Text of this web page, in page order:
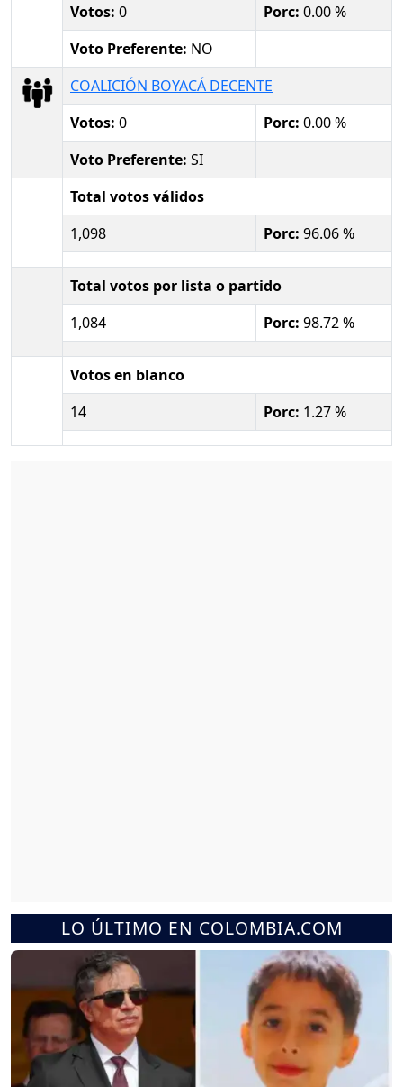
Votos: 0 Porc: 0.00 %
Voto Preferente: NO
COALICIÓN BOYACÁ DECENTE
Votos: 0 Porc: 0.00 %
Voto Preferente: SI
Total votos válidos
1,098
Porc: 96.06 %
Total votos por lista o partido
1,084
Porc: 98.72 %
Votos en blanco
14
Porc: 1.27 %
LO ÚLTIMO EN COLOMBIA.COM